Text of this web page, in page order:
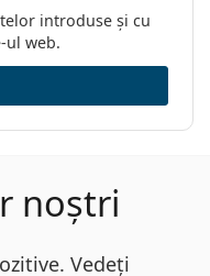
introduse și cu
ul web.
noștri
Vedeți